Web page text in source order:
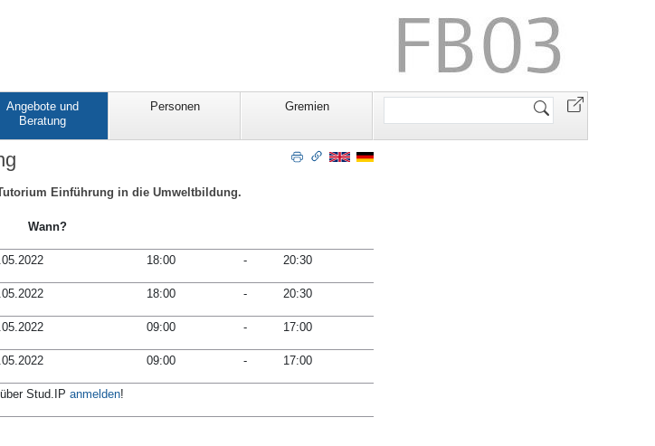
Angebote und
Beratung
Personen Gremien
Website
Einführung in die Umweltbildung.
Wann?
18:00 - 20:30
18:00 - 20:30
09:00 - 17:00
09:00 - 17:00
Stud.IP anmelden!